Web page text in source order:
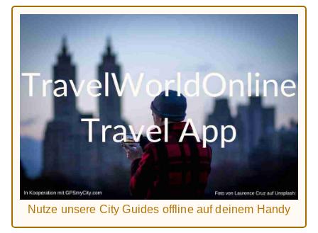
Nutze unsere City Guides offline auf deinem Handy